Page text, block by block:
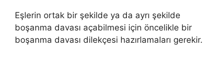
Eşlerin ortak bir şekilde ya da ayrı şekilde
boşanma davası açabilmesi için öncelikle bir
boşanma davası dilekçesi hazırlamaları gerekir.